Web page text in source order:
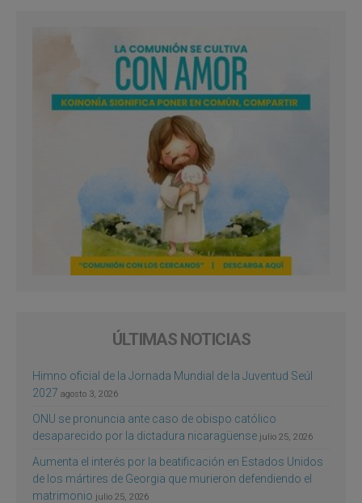
ÚLTIMAS NOTICIAS
Himno oficial de la Jornada Mundial de la Juventud Seúl
2027 agosto 3, 2026
ONU se pronuncia ante caso de obispo católico
desaparecido por la dictadura nicaragüense julio 25, 2026
Aumenta el interés por la beatificación en Estados Unidos
de los mártires de Georgia que murieron defendiendo el
matrimonio julio 25, 2026